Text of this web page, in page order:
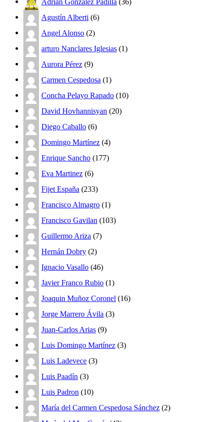
Agustín Alberti (6)
Angel Alonso (2)
arturo Nanclares Iglesias (1)
Aurora Pérez (9)
Carmen Cespedosa (1)
Concha Pelayo Rapado (10)
David Hovhannisyan (20)
Diego Caballo (6)
Domingo Martínez (4)
Enrique Sancho (177)
Eva Martinez (6)
Fijet España (233)
Francisco Almagro (1)
Francisco Gavilan (103)
Guillermo Ariza (7)
Hernán Dobry (2)
Ignacio Vasallo (46)
Javier Franco Rubio (1)
Joaquin Muñoz Coronel (16)
Jorge Marrero Ávila (3)
Juan-Carlos Arias (9)
Luis Domingo Martínez (3)
Luis Ladevece (3)
Luis Paadín (3)
Luis Padron (10)
María del Carmen Cespedosa Sánchez (2)